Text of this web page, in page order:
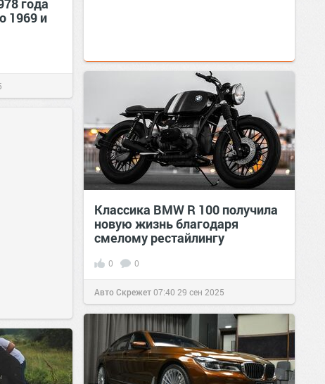
года
1969 и
Классика BMW R 100 получила
новую жизнь благодаря
смелому рестайлингу
0 0
Авто Скрежет07:40 29 сен 2025